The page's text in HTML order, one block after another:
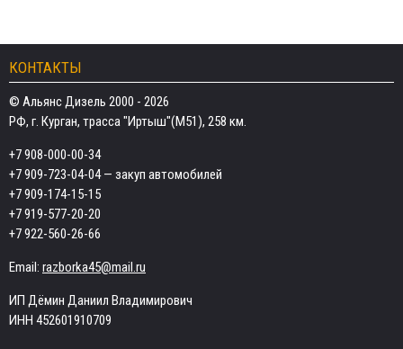
КОНТАКТЫ
© Альянс Дизель 2000 - 2026
РФ, г. Курган, трасса "Иртыш"(М51), 258 км.
+7 908-000-00-34
+7 909-723-04-04— закуп автомобилей
+7 909-174-15-15
+7 919-577-20-20
+7 922-560-26-66
Email: razborka45@mail.ru
ИП Дёмин Даниил Владимирович
ИНН 452601910709